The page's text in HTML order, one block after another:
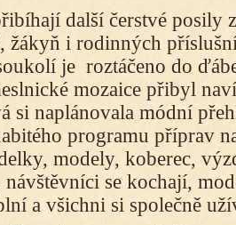
další čerstvé posily
žákyň i rodinných
je roztáčeno do
mozaice přibyl
si naplánovala módní
programu příprav
modely, koberec,
návštěvníci se kochají,
a všichni si společně